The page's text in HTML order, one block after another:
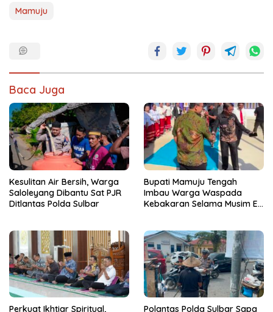
Mamuju
Baca Juga
Kesulitan Air Bersih, Warga
Saloleyang Dibantu Sat PJR
Ditlantas Polda Sulbar
Bupati Mamuju Tengah
Imbau Warga Waspada
Kebakaran Selama Musim El
Perkuat Ikhtiar Spiritual,
Polantas Polda Sulbar Sapa